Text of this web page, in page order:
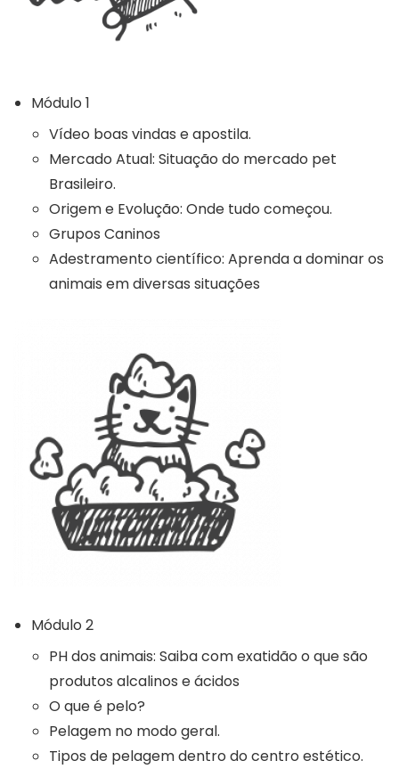
Módulo 1
Vídeo boas vindas e apostila.
Mercado Atual: Situação do mercado pet
Brasileiro.
Origem e Evolução: Onde tudo começou.
Grupos Caninos
Adestramento científico: Aprenda a dominar os
animais em diversas situações
Módulo 2
PH dos animais: Saiba com exatidão o que são
produtos alcalinos e ácidos
O que é pelo?
Pelagem no modo geral.
Tipos de pelagem dentro do centro estético.